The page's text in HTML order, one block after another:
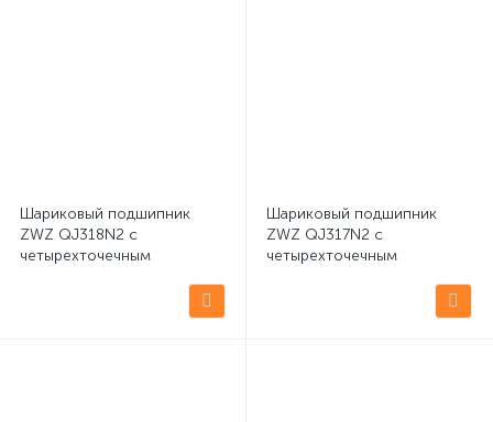
Шариковый подшипник
ZWZ QJ318N2 с
четырехточечным
Шариковый подшипник
ZWZ QJ317N2 с
четырехточечным